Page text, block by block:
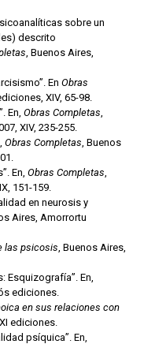
sobre un
descrito
, Buenos Aires,
EnObras
XIV, 65-98.
En,Obras Completas
XIV, 235-255.
Obras Completas , Buenos
En,Obras Completas
151-159.
en neurosis y
Aires, Amorrortu
las psicosis , Buenos Aires,
Esquizografía”. En,
ediciones.
en sus relaciones con
ediciones.
psíquica”. En,